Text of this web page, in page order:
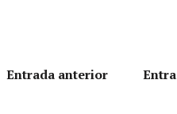
Entrada anterior